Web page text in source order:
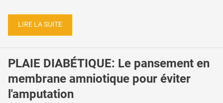
LIRE LA SUITE
PLAIE DIABÉTIQUE: Le pansement en
membrane amniotique pour éviter
l'amputation